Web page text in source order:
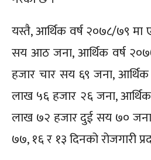
यस्तै, आर्थिक वर्ष २०७८/७९
सय आठ जना, आर्थिक वर्ष
हजार चार सय ६९ जना,
लाख ५६ हजार २६ जना,
लाख ७२ हजार दुई सय ७०
७७, १६ र १३ दिनको रोजगारी